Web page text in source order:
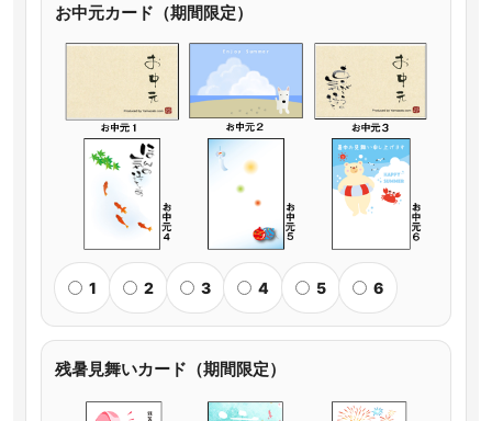
お中元カード（期間限定）
1 2 3 4 5 6
残暑見舞いカード（期間限定）